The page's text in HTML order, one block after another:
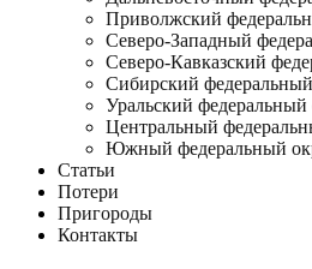
Приволжский
Северо-Западный
Северо-Кавказский
Сибирский
Уральский федеральный
Центральный
Южный федеральный
Статьи
Потери
Пригороды
Контакты